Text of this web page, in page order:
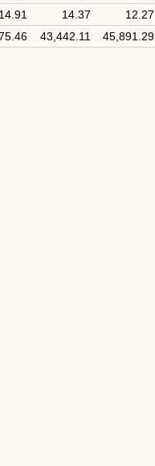
12.27
14.37
14.91
45,891.29
43,442.11